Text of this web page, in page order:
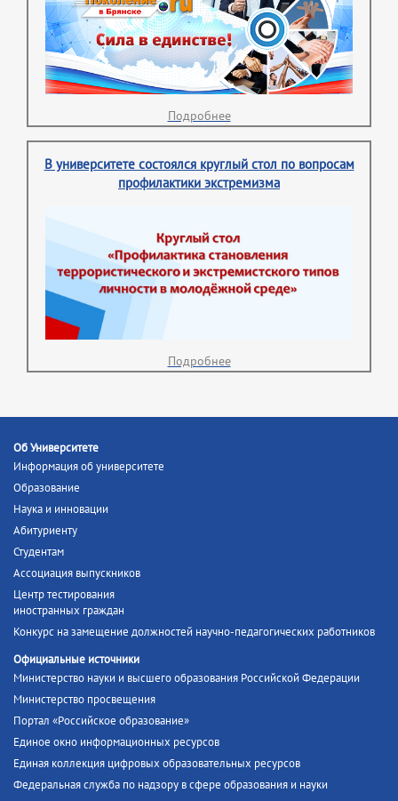
Подробнее
В университете состоялся круглый стол по вопросам
профилактики экстремизма
Подробнее
Об Университете
Информация об университете
Образование
Наука и инновации
Абитуриенту
Студентам
Ассоциация выпускников
Центр тестирования
иностранных граждан
Конкурс на замещение должностей научно-педагогических работников
Официальные источники
Министерство науки и высшего образования Российской Федерации
Министерство просвещения
Портал «Российское образование»
Единое окно информационных ресурсов
Единая коллекция цифровых образовательных ресурсов
Федеральная служба по надзору в сфере образования и науки